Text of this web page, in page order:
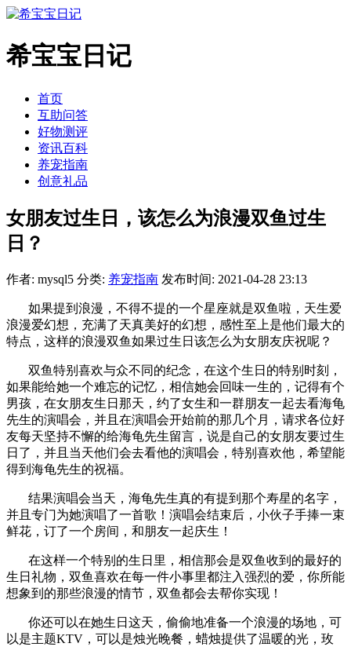
希宝宝日记
首页
互助问答
好物测评
资讯百科
养宠指南
创意礼品
女朋友过生日，该怎么为浪漫双鱼过生
日？
作者: mysql5 分类: 养宠指南 发布时间: 2021-04-28 23:13
如果提到浪漫，不得不提的一个星座就是双鱼啦，天生爱
浪漫爱幻想，充满了天真美好的幻想，感性至上是他们最大的
特点，这样的浪漫双鱼如果过生日该怎么为女朋友庆祝呢？
双鱼特别喜欢与众不同的纪念，在这个生日的特别时刻，
如果能给她一个难忘的记忆，相信她会回味一生的，记得有个
男孩，在女朋友生日那天，约了女生和一群朋友一起去看海龟
先生的演唱会，并且在演唱会开始前的那几个月，请求各位好
友每天坚持不懈的给海龟先生留言，说是自己的女朋友要过生
日了，并且当天他们会去看他的演唱会，特别喜欢他，希望能
得到海龟先生的祝福。
结果演唱会当天，海龟先生真的有提到那个寿星的名字，
并且专门为她演唱了一首歌！演唱会结束后，小伙子手捧一束
鲜花，订了一个房间，和朋友一起庆生！
在这样一个特别的生日里，相信那会是双鱼收到的最好的
生日礼物，双鱼喜欢在每一件小事里都注入强烈的爱，你所能
想象到的那些浪漫的情节，双鱼都会去帮你实现！
你还可以在她生日这天，偷偷地准备一个浪漫的场地，可
以是主题KTV，可以是烛光晚餐，蜡烛提供了温暖的光，玫